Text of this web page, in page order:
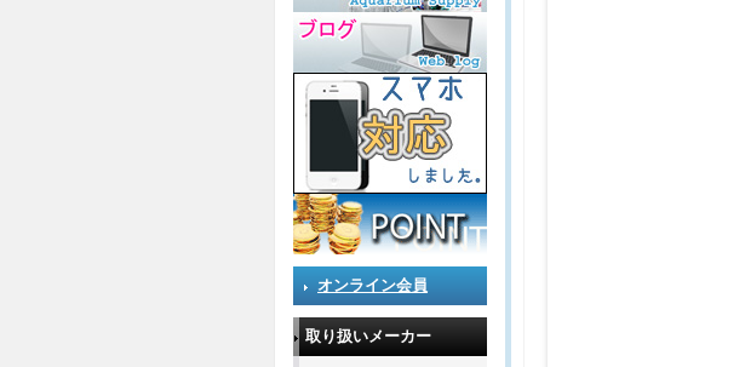
オンライン会員
取り扱いメーカー